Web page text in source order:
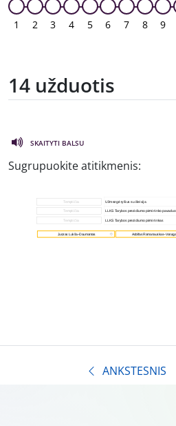
1 2 3 4 5 6 7 8 9
14 užduotis
SKAITYTI BALSU
Sugrupuokite atitikmenis:
ANKSTESNIS